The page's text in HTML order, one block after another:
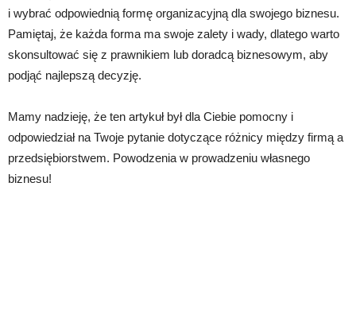
i wybrać odpowiednią formę organizacyjną dla swojego biznesu.
Pamiętaj, że każda forma ma swoje zalety i wady, dlatego warto
skonsultować się z prawnikiem lub doradcą biznesowym, aby
podjąć najlepszą decyzję.
Mamy nadzieję, że ten artykuł był dla Ciebie pomocny i
odpowiedział na Twoje pytanie dotyczące różnicy między firmą a
przedsiębiorstwem. Powodzenia w prowadzeniu własnego
biznesu!